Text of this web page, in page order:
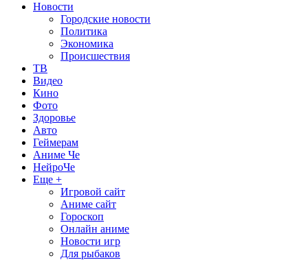
Новости
Городские новости
Политика
Экономика
Происшествия
ТВ
Видео
Кино
Фото
Здоровье
Авто
Геймерам
Аниме Че
НейроЧе
Еще +
Игровой сайт
Аниме сайт
Гороскоп
Онлайн аниме
Новости игр
Для рыбаков